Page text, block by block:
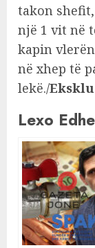
takon
një 1 vit në
kapin
në xhep të
lekë./
Lexo